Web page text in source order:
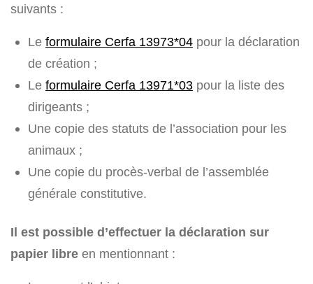
suivants :
Le formulaire Cerfa 13973*04 pour la déclaration
de création ;
Le formulaire Cerfa 13971*03 pour la liste des
dirigeants ;
Une copie des statuts de l’association pour les
animaux ;
Une copie du procès-verbal de l’assemblée
générale constitutive.
Il est possible d’effectuer la déclaration sur
papier libre en mentionnant :